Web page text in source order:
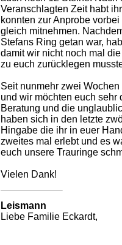
Veranschlagten Zeit habt
konnten zur Anprobe
gleich mitnehmen.
Stefans Ring getan war,
damit wir nicht noch mal
zu euch zurücklegen
Seit nunmehr zwei
und wir möchten euch sehr
Beratung und die
haben sich in den letzte
Hingabe die ihr in euer
zweites mal erlebt und es
euch unsere Trauringe
Vielen Dank!
Leismann
Liebe Familie Eckardt,